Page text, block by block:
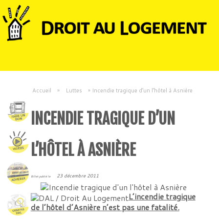
Accueil » Luttes » Incendie tragique d’un l’hôtel à Asnière
INCENDIE TRAGIQUE D’UN
L’HÔTEL À ASNIÈRE
Billet publié le 23 décembre 2011
L’incendie tragique
de l’hôtel d’Asnière n’est pas une fatalité.